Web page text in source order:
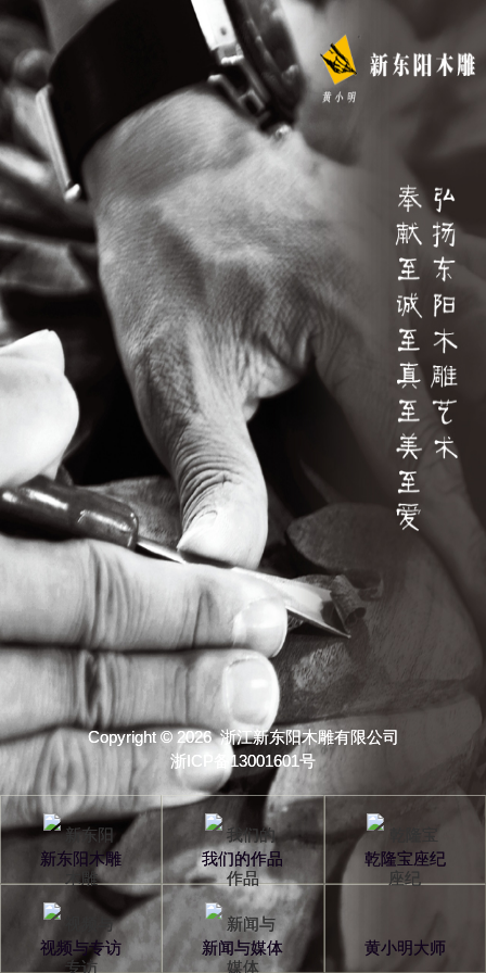
Copyright © 2026 浙江新东阳木雕有限公司
浙ICP备13001601号
新东阳木雕 我们的作品 乾隆宝座纪
视频与专访 新闻与媒体 黄小明大师